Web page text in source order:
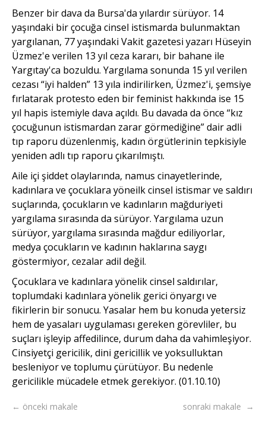
Benzer bir dava da Bursa'da yılardır sürüyor. 14
yaşındaki bir çocuğa cinsel istismarda bulunmaktan
yargılanan, 77 yaşındaki Vakit gazetesi yazarı Hüseyin
Üzmez'e verilen 13 yıl ceza kararı, bir bahane ile
Yargıtay'ca bozuldu. Yargılama sonunda 15 yıl verilen
cezası “iyi halden” 13 yıla indirilirken, Üzmez'i, şemsiye
fırlatarak protesto eden bir feminist hakkında ise 15
yıl hapis istemiyle dava açıldı. Bu davada da önce “kız
çocuğunun istismardan zarar görmediğine” dair adli
tıp raporu düzenlenmiş, kadın örgütlerinin tepkisiyle
yeniden adlı tıp raporu çıkarılmıştı.
Aile içi şiddet olaylarında, namus cinayetlerinde,
kadınlara ve çocuklara yöneilk cinsel istismar ve saldırı
suçlarında, çocukların ve kadınların mağduriyeti
yargılama sırasında da sürüyor. Yargılama uzun
sürüyor, yargılama sırasında mağdur ediliyorlar,
medya çocukların ve kadının haklarına saygı
göstermiyor, cezalar adil değil.
Çocuklara ve kadınlara yönelik cinsel saldırılar,
toplumdaki kadınlara yönelik gerici önyargı ve
fikirlerin bir sonucu. Yasalar hem bu konuda yetersiz
hem de yasaları uygulaması gereken görevliler, bu
suçları işleyip affedilince, durum daha da vahimleşiyor.
Cinsiyetçi gericilik, dini gericillik ve yoksulluktan
besleniyor ve toplumu çürütüyor. Bu nedenle
gericilikle mücadele etmek gerekiyor. (01.10.10)
← önceki makale sonraki makale →